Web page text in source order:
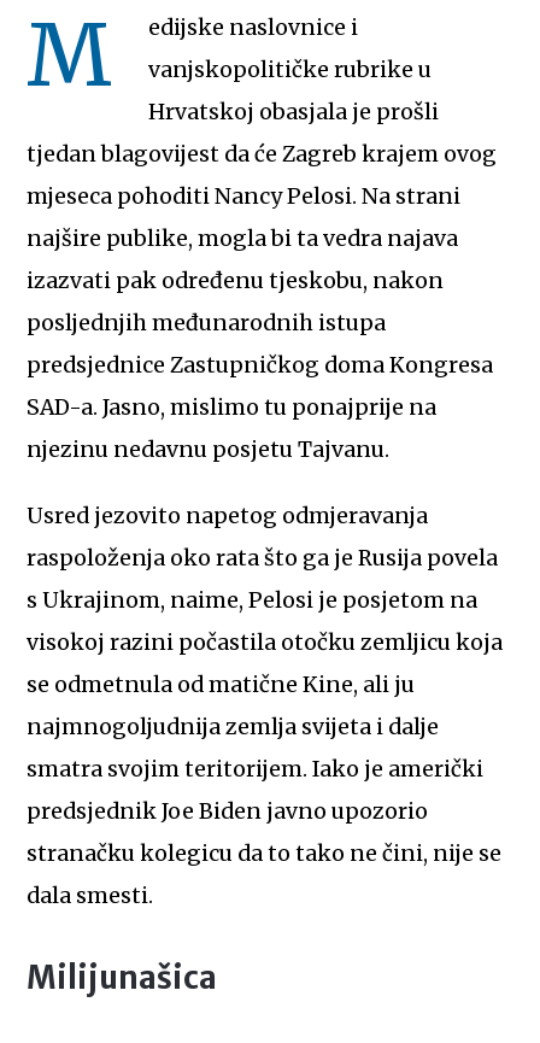
M
edijske naslovnice i
vanjskopolitičke rubrike u
Hrvatskoj obasjala je prošli
tjedan blagovijest da će Zagreb krajem ovog
mjeseca pohoditi Nancy Pelosi. Na strani
najšire publike, mogla bi ta vedra najava
izazvati pak određenu tjeskobu, nakon
posljednjih međunarodnih istupa
predsjednice Zastupničkog doma Kongresa
SAD-a. Jasno, mislimo tu ponajprije na
njezinu nedavnu posjetu Tajvanu.
Usred jezovito napetog odmjeravanja
raspoloženja oko rata što ga je Rusija povela
s Ukrajinom, naime, Pelosi je posjetom na
visokoj razini počastila otočku zemljicu koja
se odmetnula od matične Kine, ali ju
najmnogoljudnija zemlja svijeta i dalje
smatra svojim teritorijem. Iako je američki
predsjednik Joe Biden javno upozorio
stranačku kolegicu da to tako ne čini, nije se
dala smesti.
Milijunašica